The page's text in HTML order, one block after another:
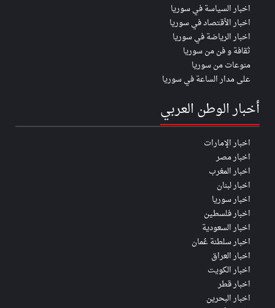
اخبار السياسة في سوريا
اخبار الأقتصاد في سوريا
اخبار الرياضة في سوريا
ثقافة و فن من سوريا
منوعات من سوريا
على مدار الساعة في سوريا
أخبار الوطن العربي
اخبار الإمارات
اخبار مصر
اخبار المغرب
اخبار لبنان
اخبار سوريا
اخبار فلسطين
اخبار السعودية
اخبار سلطنة عُمان
اخبار العراق
اخبار الكويت
اخبار قطر
اخبار البحرين